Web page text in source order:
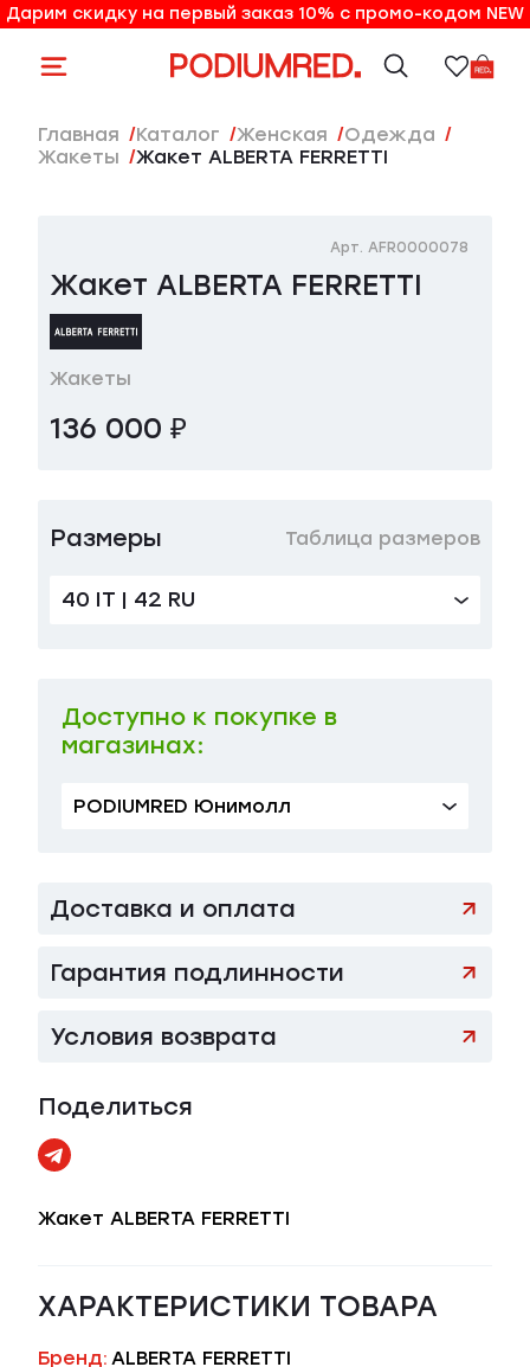
10% на первый заказ по промо-коду NEW
Дарим скидку на первый заказ 10% с промо-кодом NEW
Главная Каталог женская
Одежда
Жакеты
Жакет ALBERTA FERRETTI
Жакет ALBERTA FERRETTI
Арт. AFR0000078
Жакеты
136 000 ₽
Размеры Таблица размеров
40 IT | 42 RU
Доступно к покупке в
магазинах:
PODIUMRED Юнимолл
Доставка и оплата
Гарантия подлинности
Условия возврата
Поделиться
Жакет ALBERTA FERRETTI
ХАРАКТЕРИСТИКИ ТОВАРА
Бренд: ALBERTA FERRETTI